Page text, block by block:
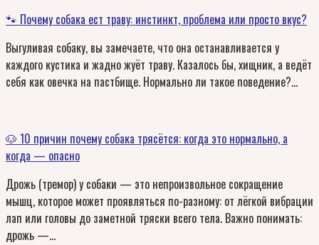
🐾 Почему собака ест траву: инстинкт, проблема или просто вкус?
Выгуливая собаку, вы замечаете, что она останавливается у
каждого кустика и жадно жуёт траву. Казалось бы, хищник, а ведёт
себя как овечка на пастбище. Нормально ли такое поведение?…
🐶 10 причин почему собака трясётся: когда это нормально, а
когда — опасно
Дрожь (тремор) у собаки — это непроизвольное сокращение
мышц, которое может проявляться по-разному: от лёгкой вибрации
лап или головы до заметной тряски всего тела. Важно понимать:
дрожь —…